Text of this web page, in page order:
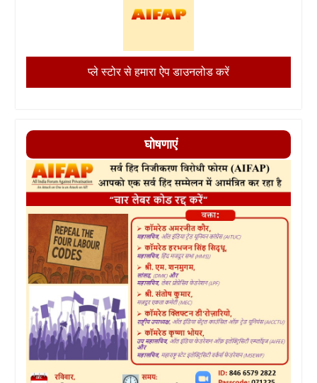
प्ले स्टोर से हमारा ऐप डाउनलोड करें
घोषणाएं